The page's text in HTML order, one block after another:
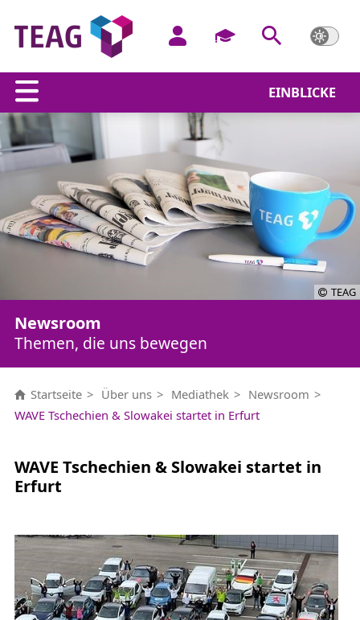
EINBLICKE
TEAG
Newsroom
Themen, die uns bewegen
Startseite Über uns Mediathek
Newsroom
WAVE Tschechien & Slowakei startet in Erfurt
WAVE Tschechien & Slowakei startet in
Erfurt